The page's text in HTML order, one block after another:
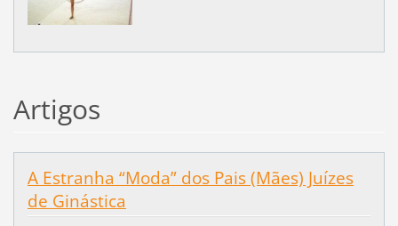
Artigos
A Estranha “Moda” dos Pais (Mães) Juízes
de Ginástica